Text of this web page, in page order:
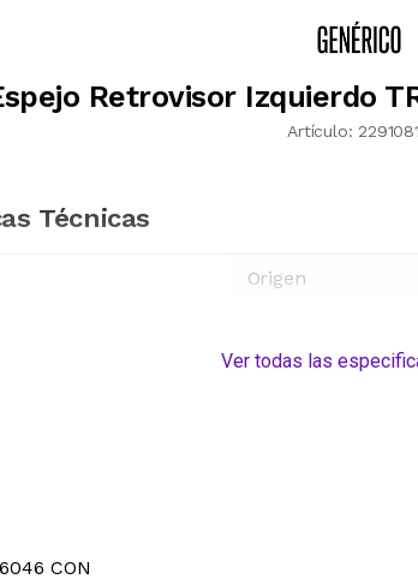
Retrovisor Izquierdo
Artículo:
Técnicas
Origen
Ver todas las
CON